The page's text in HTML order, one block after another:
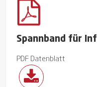
Spannband für
PDF Datenblatt